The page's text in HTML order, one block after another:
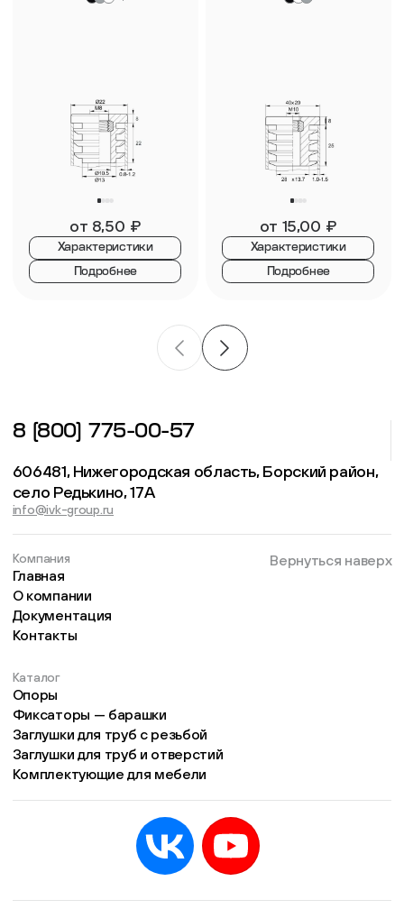
от 8,50 ₽
Характеристики
Подробнее
от 15,00 ₽
Характеристики
Подробнее
8 (800) 775-00-57
606481, Нижегородская область, Борский район,
село Редькино, 17А
info@ivk-group.ru
Компания
Главная
О компании
Документация
Контакты
Каталог
Опоры
Фиксаторы — барашки
Заглушки для труб с резьбой
Заглушки для труб и отверстий
Комплектующие для мебели
Вернуться наверх